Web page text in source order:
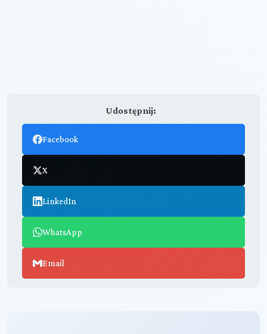
Udostępnij:
Facebook
X
LinkedIn
WhatsApp
Email